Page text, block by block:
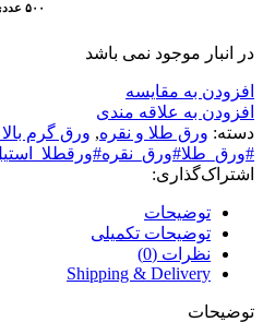
۵۰۰ عددی
در انبار موجود نمی باشد
افزودن به مقایسه
افزودن به علاقه مندی
دسته: ورق طلا و نقره, ورق گرم
اشتراک‌گذاری:
توضیحات
توضیحات تکمیلی
نظرات (0)
Shipping & Delivery
توضیحات